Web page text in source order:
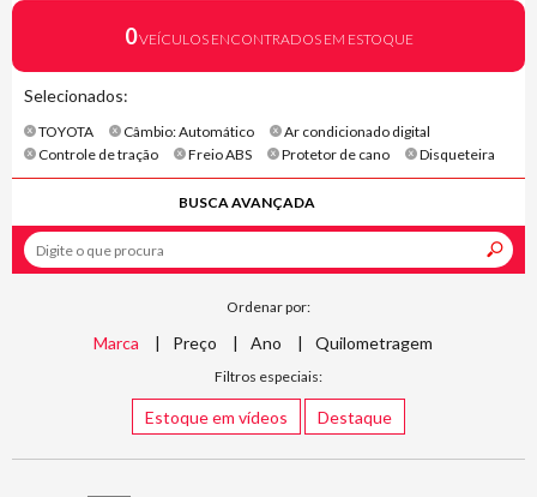
0VEÍCULOS ENCONTRADOS EM ESTOQUE
Selecionados:
TOYOTA Câmbio: Automático
Ar condicionado digital
Controle de tração
Freio ABS Protetor de cano Disqueteira
BUSCA AVANÇADA
Ordenar por:
Marca Preço Ano Quilometragem
Filtros especiais:
Estoque em vídeos Destaque